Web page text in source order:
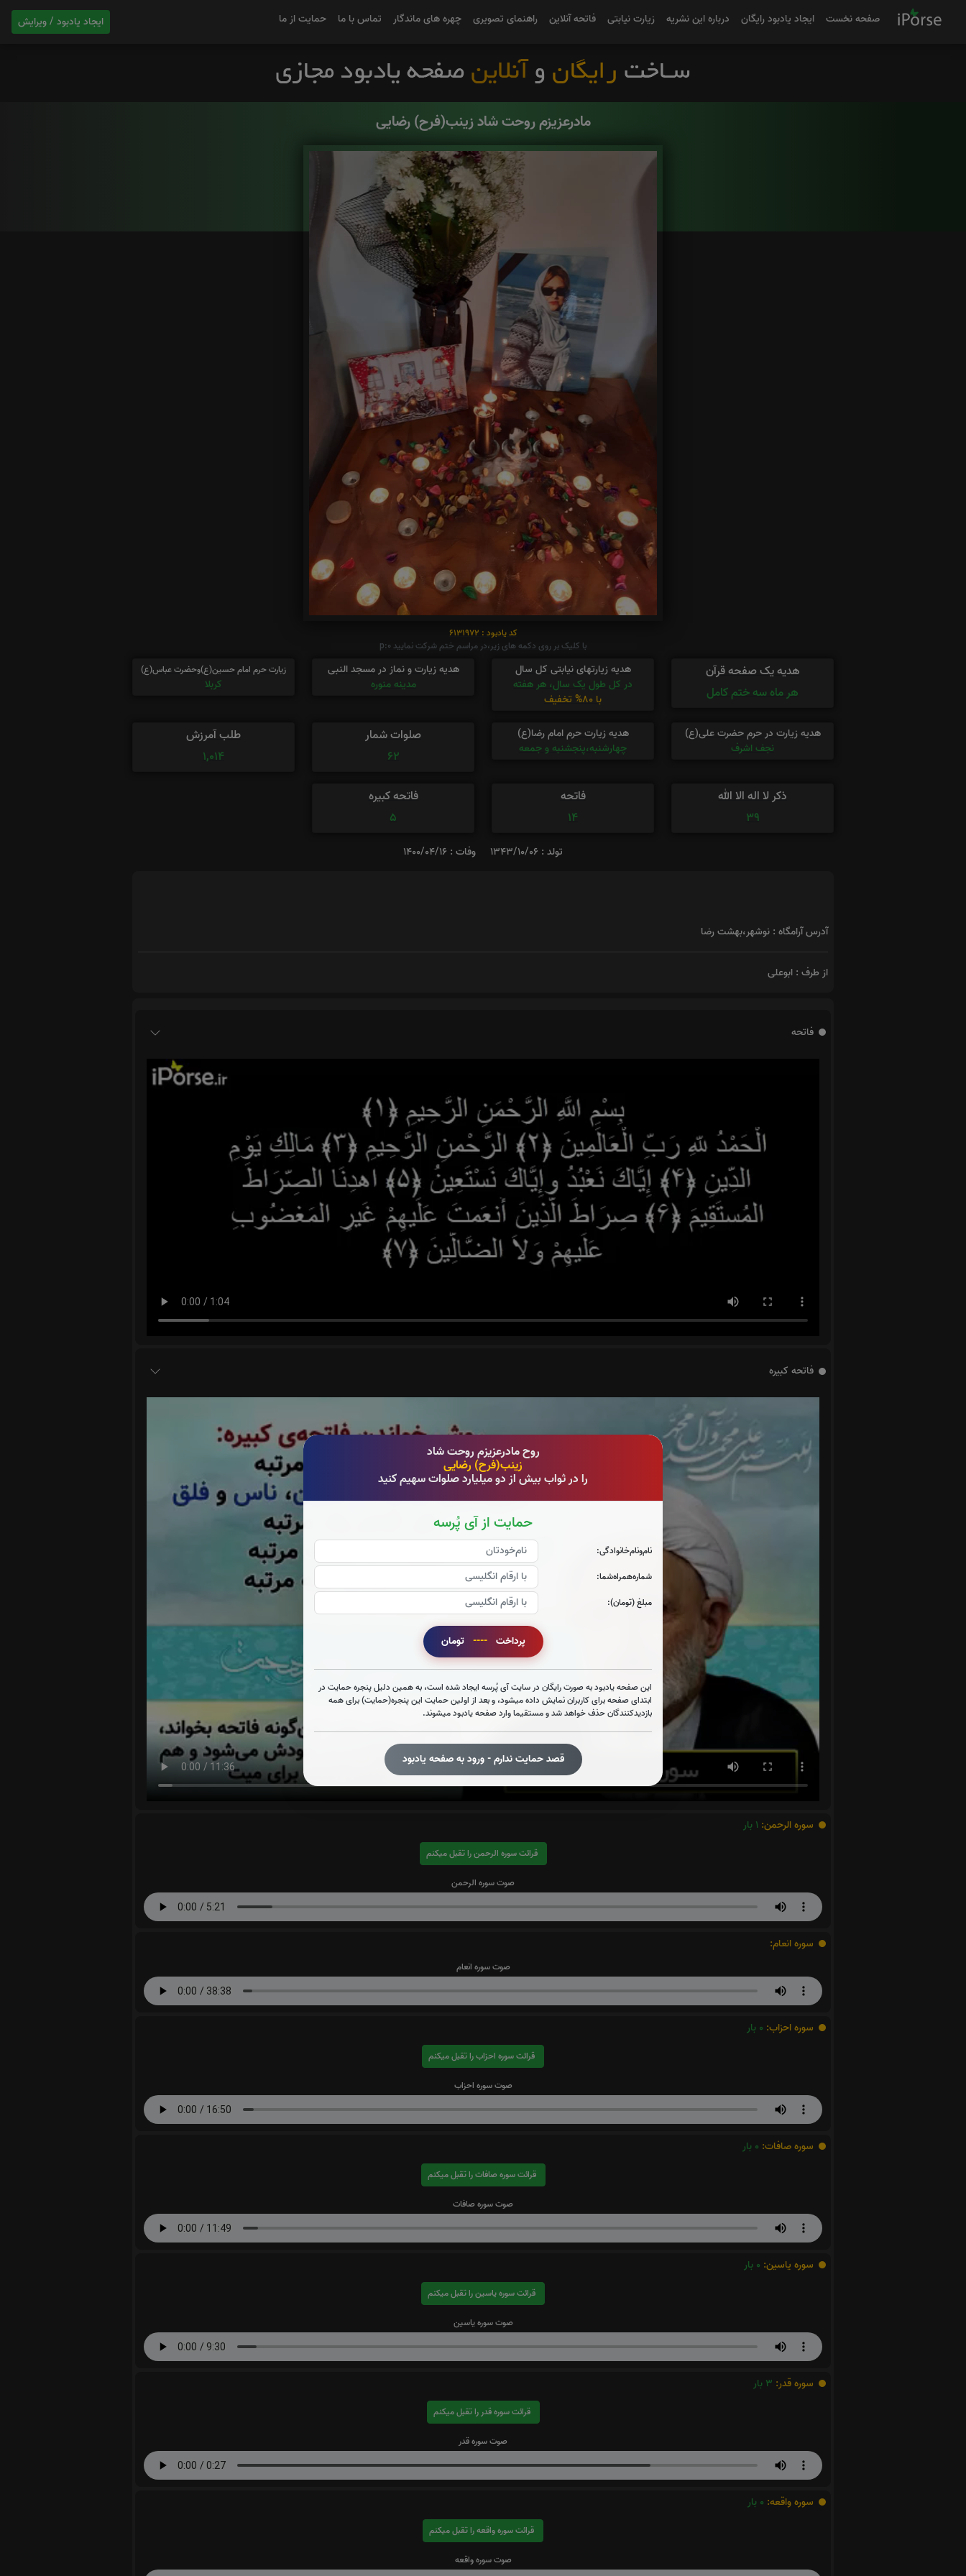
ایجاد یادبود / ویرایش صفحه نخست ایجاد یادبود رایگان درباره این نشریه زیارت نیابتی فاتحه آنلاین راهنمای تصویری چهره های ماندگار تماس با ما حمایت از ما
روح مادرعزیزم روحت شاد
زینب(فرح) رضایی
را در ثواب بیش از دو میلیارد صلوات سهیم کنید
حمایت از آی پُرسه
نام‌و‌نام‌خانوادگی:
شماره‌همراه‌شما:
مبلغ (تومان):
پرداخت ---- تومان
این صفحه یادبود به صورت رایگان در سایت آی پُرسه ایجاد شده است، به همین دلیل پنجره حمایت در
ابتدای صفحه برای کاربران نمایش داده میشود، و بعد از اولین حمایت این پنجره(حمایت) برای همه
بازدیدکنندگان حذف خواهد شد و مستقیما وارد صفحه یادبود میشوند.
قصد حمایت ندارم - ورود به صفحه یادبود
مادرعزیزم روحت شاد زینب(فرح) رضایی
کد یادبود : 6131972
با کلیک بر روی دکمه های زیر،در مراسم ختم شرکت نمایید p:0
هدیه یک صفحه قرآن
هر ماه سه ختم کامل
هدیه زیارتهای نیابتی کل سال
در کل طول یک سال، هر هفته
با 80% تخفیف
هدیه زیارت و نماز در مسجد النبی
مدینه منوره
زیارت حرم امام حسین(ع)وحضرت عباس(ع)
کربلا
هدیه زیارت در حرم حضرت علی(ع)
نجف اشرف
هدیه زیارت حرم امام رضا(ع)
چهارشنبه،پنجشنبه و جمعه
صلوات شمار
62
طلب آمرزش
1,014
ذکر لا اله الا الله
39
فاتحه
14
فاتحه کبیره
5
تولد : 1343/10/06 وفات : 1400/04/16
آدرس آرامگاه : نوشهر،بهشت رضا
از طرف : ابوعلی
فاتحه
فاتحه کبیره
سوره الرحمن: 1 بار
قرائت سوره الرحمن را تقبل میکنم
صوت سوره الرحمن
سوره انعام:
صوت سوره انعام
سوره احزاب: 0 بار
قرائت سوره احزاب را تقبل میکنم
صوت سوره احزاب
سوره صافات: 0 بار
قرائت سوره صافات را تقبل میکنم
صوت سوره صافات
سوره یاسین: 0 بار
قرائت سوره یاسین را تقبل میکنم
صوت سوره یاسین
سوره قدر: 3 بار
قرائت سوره قدر را تقبل میکنم
صوت سوره قدر
سوره واقعه: 0 بار
قرائت سوره واقعه را تقبل میکنم
صوت سوره واقعه